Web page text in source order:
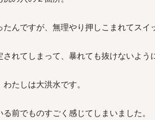
んですが、無理やり押しこまれてスイ
れてしまって、暴れても抜けないよう
たしは大洪水です。
前でものすごく感じてしまいました。